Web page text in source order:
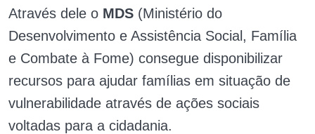
Através dele o MDS (Ministério do
Desenvolvimento e Assistência Social, Família
e Combate à Fome) consegue disponibilizar
recursos para ajudar famílias em situação de
vulnerabilidade através de ações sociais
voltadas para a cidadania.